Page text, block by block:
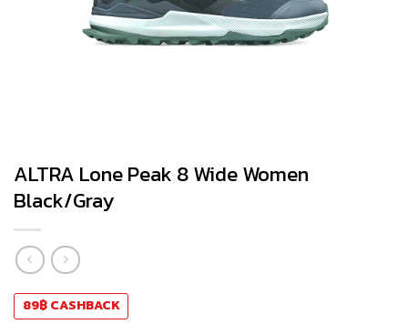
ALTRA Lone Peak 8 Wide Women
Black/Gray
89฿CASHBACK